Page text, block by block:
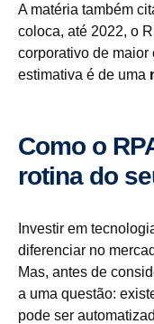
A matéria também
coloca, até 2022, o
corporativo de maior
estimativa é de uma
Como o
rotina do
Investir em
diferenciar no
Mas, antes de
a uma questão:
pode ser